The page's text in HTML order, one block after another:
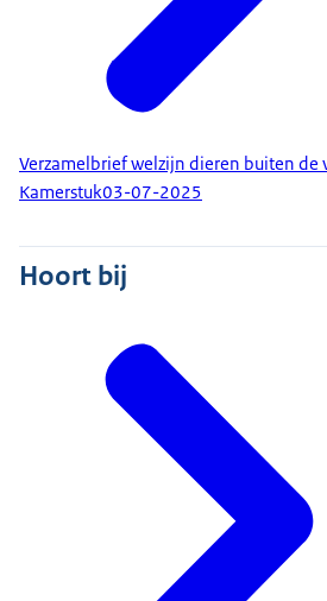
Verzamelbrief welzijn dieren buiten
Kamerstuk03-07-2025
Hoort bij